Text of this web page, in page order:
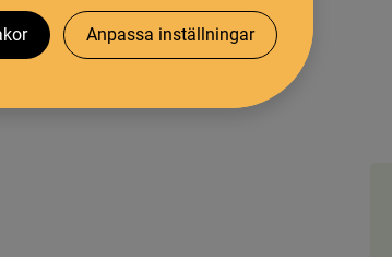
Anpassa inställningar